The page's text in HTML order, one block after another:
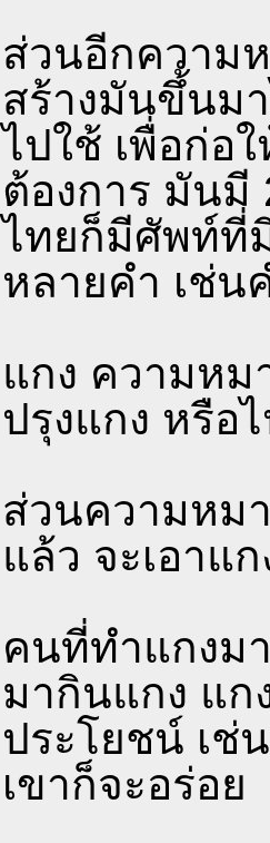
ส่วนอีกความ
สร้างมันขึ้นม
ไปใช้ เพื่อก่อ
ต้องการ มันมี
ไทยก็มีศัพท์ที่
หลายคำ เช่น
แกง ความหม
ปรุงแกง หรือ
ส่วนความหม
แล้ว จะเอาแ
คนที่ทำแกงม
มากินแกง แก
ประโยชน์ เช่
เขาก็จะอร่อย